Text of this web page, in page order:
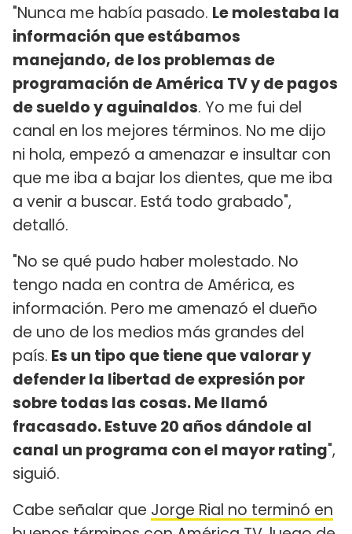
"Nunca me había pasado. Le molestaba la
información que estábamos
manejando, de los problemas de
programación de América TV y de pagos
de sueldo y aguinaldos. Yo me fui del
canal en los mejores términos. No me dijo
ni hola, empezó a amenazar e insultar con
que me iba a bajar los dientes, que me iba
a venir a buscar. Está todo grabado",
detalló.
"No se qué pudo haber molestado. No
tengo nada en contra de América, es
información. Pero me amenazó el dueño
de uno de los medios más grandes del
país. Es un tipo que tiene que valorar y
defender la libertad de expresión por
sobre todas las cosas. Me llamó
fracasado. Estuve 20 años dándole al
canal un programa con el mayor rating",
siguió.
Cabe señalar que Jorge Rial no terminó en